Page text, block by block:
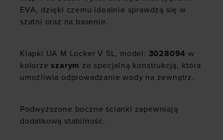
EVA, dzięki czemu idealnie sprawdzą się w
szatni oraz na basenie.
Klapki UA M Locker V SL, model: 3028094w
kolorze szarym ze specjalną konstrukcją, która
umożliwia odprowadzanie wody na zewnątrz.
Podwyższone boczne ścianki zapewniają
dodatkową stabilność.